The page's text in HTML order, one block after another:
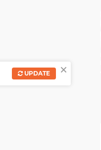
×
UPDATE